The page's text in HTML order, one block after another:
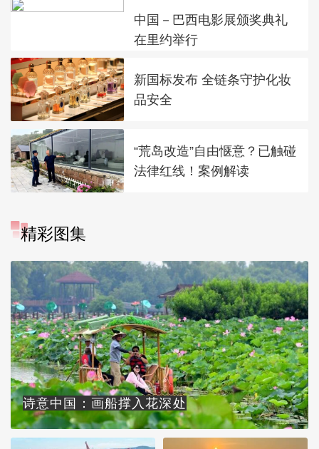
中国－巴西电影展颁奖典礼
在里约举行
新国标发布 全链条守护化妆
品安全
“荒岛改造”自由惬意？已触碰
法律红线！案例解读
精彩图集
诗意中国：画船撑入花深处